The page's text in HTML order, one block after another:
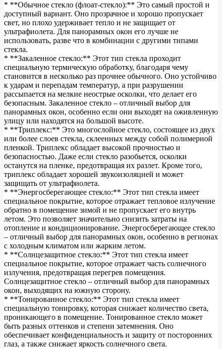
* **Обычное стекло (флоат-стекло):** Это самый простой и
доступный вариант. Оно прозрачное и хорошо пропускает
свет, но плохо удерживает тепло и не защищает от
ультрафиолета. Для панорамных окон его лучше не
использовать, разве что в комбинации с другими типами
стекла.
* **Закаленное стекло:** Этот тип стекла проходит
специальную термическую обработку, благодаря чему
становится в несколько раз прочнее обычного. Оно устойчиво
к ударам и перепадам температур, а при разрушении
рассыпается на мелкие неострые осколки, что делает его
безопасным. Закаленное стекло – отличный выбор для
панорамных окон, особенно если они выходят на оживленную
улицу или находятся на большой высоте.
* **Триплекс:** Это многослойное стекло, состоящее из двух
или более слоев стекла, склеенных между собой полимерной
пленкой. Триплекс обладает высокой прочностью и
безопасностью. Даже если стекло разобьется, осколки
останутся на пленке, предотвращая их разлет. Кроме того,
триплекс обладает хорошей звукоизоляцией и может
защищать от ультрафиолета.
* **Энергосберегающее стекло:** Этот тип стекла имеет
специальное покрытие, которое отражает тепловое излучение
обратно в помещение зимой и не пропускает его внутрь
летом. Это позволяет значительно снизить затраты на
отопление и кондиционирование. Энергосберегающее стекло
– отличный выбор для панорамных окон, особенно в регионах
с холодным климатом или жарким летом.
* **Солнцезащитное стекло:** Этот тип стекла имеет
специальное покрытие, которое отражает часть солнечного
излучения, предотвращая перегрев помещения.
Солнцезащитное стекло – отличный выбор для панорамных
окон, выходящих на южную сторону.
* **Тонированное стекло:** Этот тип стекла имеет
специальную тонировку, которая снижает количество света,
проникающего в помещение. Тонированное стекло может
быть разных оттенков и степени затемнения. Оно
обеспечивает конфиденциальность и защиту от посторонних
глаз, а также снижает яркость солнечного света.